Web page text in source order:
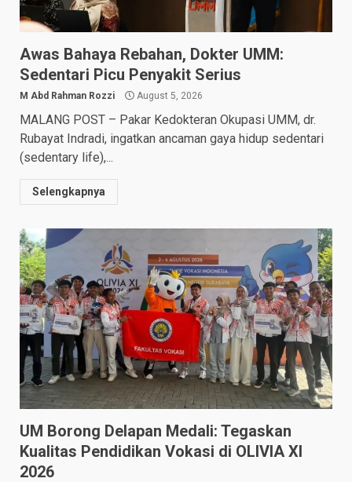
Awas Bahaya Rebahan, Dokter UMM:
Sedentari Picu Penyakit Serius
M Abd Rahman Rozzi August 5, 2026
MALANG POST – Pakar Kedokteran Okupasi UMM, dr.
Rubayat Indradi, ingatkan ancaman gaya hidup sedentari
(sedentary life),...
Selengkapnya
UM Borong Delapan Medali: Tegaskan
Kualitas Pendidikan Vokasi di OLIVIA XI
2026